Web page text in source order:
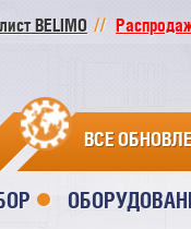
BELIMO
ВСЕ